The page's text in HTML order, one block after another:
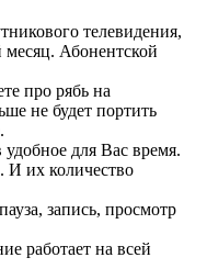
телевидения,
Абонентской
про рябь на
не будет портить
для Вас время.
И их количество
запись, просмотр
работает на всей